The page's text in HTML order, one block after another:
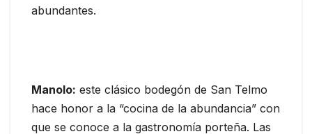
abundantes.
Manolo: este clásico bodegón de San Telmo
hace honor a la “cocina de la abundancia” con
que se conoce a la gastronomía porteña. Las